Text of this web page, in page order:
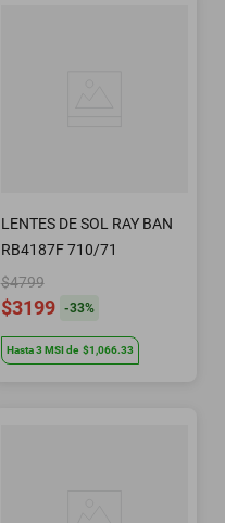
LENTES DE SOL RAY BAN
RB4187F 710/71
$4799
$3199 -33%
Hasta3 MSIde $1,066.33